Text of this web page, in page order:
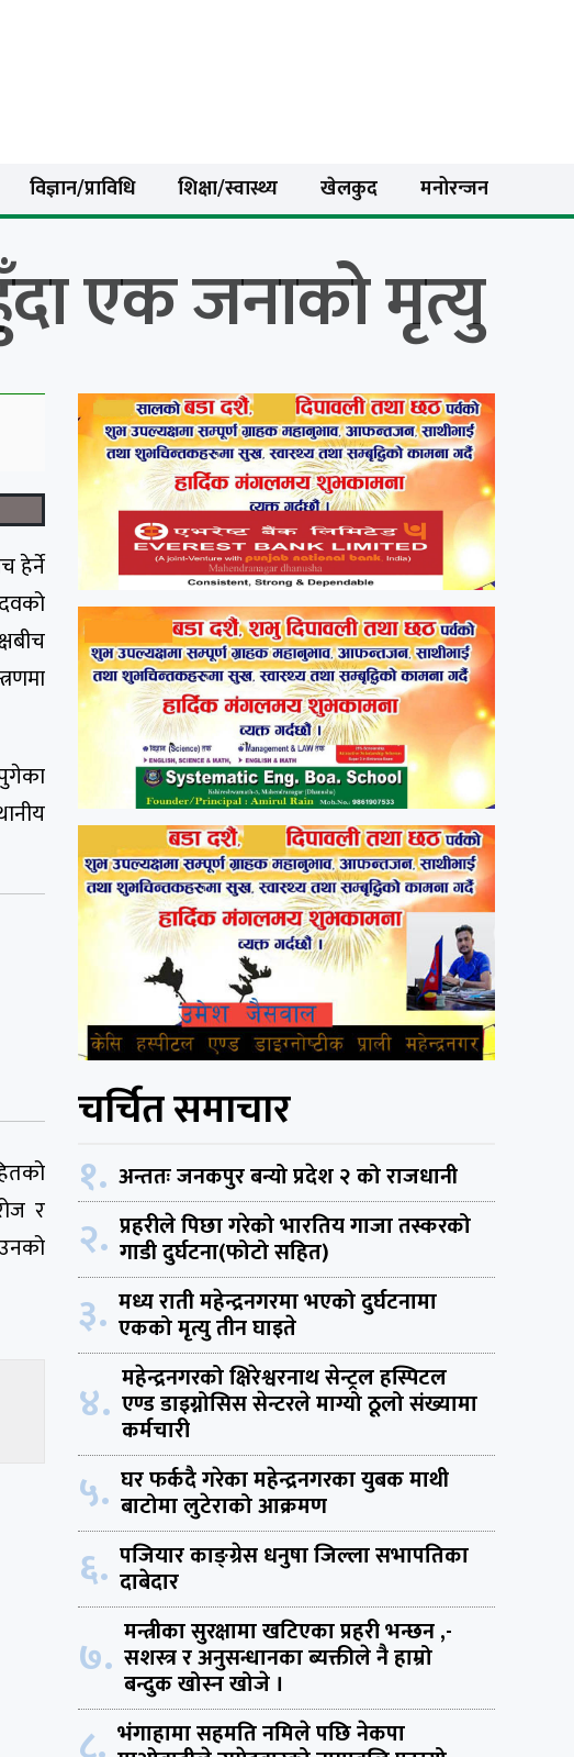
विज्ञान/प्राविधि शिक्षा/स्वास्थ्य खेलकुद मनोरन्जन
एक जनाको मृत्यु
हेर्ने
र
चर्चित समाचार
१. अन्ततः जनकपुर बन्यो प्रदेश २ को राजधानी
२. प्रहरीले पिछा गरेको भारतिय गाजा तस्करको
गाडी दुर्घटना(फोटो सहित)
३. मध्य राती महेन्द्रनगरमा भएको दुर्घटनामा
एकको मृत्यु तीन घाइते
४. महेन्द्रनगरको क्षिरेश्वरनाथ सेन्ट्रल हस्पिटल
एण्ड डाइग्नोसिस सेन्टरले माग्यो ठूलो संख्यामा
कर्मचारी
५. घर फर्कदै गरेका महेन्द्रनगरका युबक माथी
बाटोमा लुटेराको आक्रमण
६. पजियार काङ्ग्रेस धनुषा जिल्ला सभापतिका
दाबेदार
७. मन्त्रीका सुरक्षामा खटिएका प्रहरी भन्छन ,-
सशस्त्र र अनुसन्धानका ब्यक्तीले नै हाम्रो
बन्दुक खोस्न खोजे ।
भंगाहामा सहमति नमिले पछि नेकपा